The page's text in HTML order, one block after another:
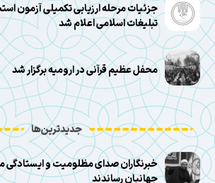
جزئیات مرحله ارزیابی تکمیلی آزمون
تبلیغات اسلامی اعلام شد
محفل عظیم قرآنی در ارومیه برگزار شد
جدیدترین‌ها
خبرنگاران صدای مظلومیت و ایستادگی
جهانیان رساندند